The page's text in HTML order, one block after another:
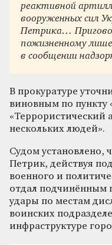
реактивной
вооруженных сил
Петрика…
пожизненному
в сообщении
В прокуратуре
виновным по пункту
«Террористический
нескольких людей».
Судом установлено,
Петрик, действуя
военного и
отдал подчинённым
удары по местам
воинских
инфраструктуре